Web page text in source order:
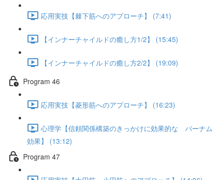
応用実技【棘下筋へのアプローチ】 (7:41)
【インナーチャイルドの癒し方1/2】 (15:45)
【インナーチャイルドの癒し方2/2】 (19:09)
Program 46
応用実技【菱形筋へのアプローチ】 (16:23)
心理学【信頼関係構築のきっかけに効果的な バーナム
効果】 (13:12)
Program 47